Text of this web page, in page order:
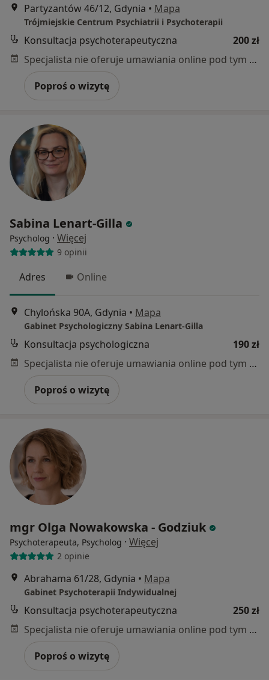
Partyzantów 46/12, Gdynia • Mapa
Trójmiejskie Centrum Psychiatrii i Psychoterapii
Konsultacja psychoterapeutyczna
200 zł
Specjalista nie oferuje umawiania online pod tym adresem.
Poproś o wizytę
Sabina Lenart-Gilla
Psycholog · Więcej
9 opinii
Adres Online
Chylońska 90A, Gdynia • Mapa
Gabinet Psychologiczny Sabina Lenart-Gilla
Konsultacja psychologiczna
190 zł
Specjalista nie oferuje umawiania online pod tym adresem.
Poproś o wizytę
mgr Olga Nowakowska - Godziuk
Psychoterapeuta, Psycholog · Więcej
2 opinie
Abrahama 61/28, Gdynia • Mapa
Gabinet Psychoterapii Indywidualnej
Konsultacja psychoterapeutyczna
250 zł
Specjalista nie oferuje umawiania online pod tym adresem.
Poproś o wizytę